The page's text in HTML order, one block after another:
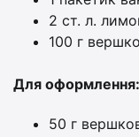
2 ст. л.
100 г
Для оформлення:
50 г